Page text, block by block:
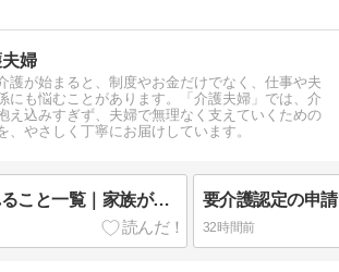
婦
護が始まると、制度やお金だけでなく、仕事や夫
にも悩むことがあります。「介護夫婦」では、介
え込みすぎず、夫婦で無理なく支えていくための
、やさしく丁寧にお届けしています。
認定調査で聞かれること一覧｜家族が困らない答え方と準備メモ
32時間前